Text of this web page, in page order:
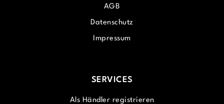
AGB
Datenschutz
Impressum
SERVICES
Als Händler registrieren